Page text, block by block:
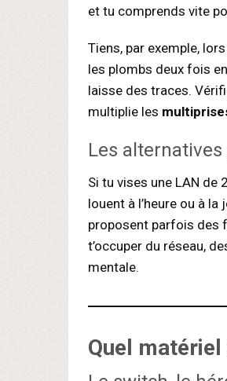
et tu comprends vite
Tiens, par exemple,
les plombs deux fois
laisse des traces.
multiplie les
Les
Si tu vises une LAN de
louent à l’heure ou à
proposent parfois des
t’occuper du réseau,
mentale.
Quel matériel